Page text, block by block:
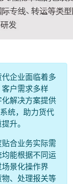
企业面临着多
户需求多样
解决方案提供
统，助力货代
升。
合业务实际需
能根据不同运
景化操作界
、处理报关等